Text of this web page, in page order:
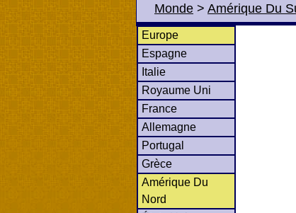
Monde > Amérique Du
Europe
Espagne
Italie
Royaume Uni
France
Allemagne
Portugal
Grèce
Amérique Du
Nord